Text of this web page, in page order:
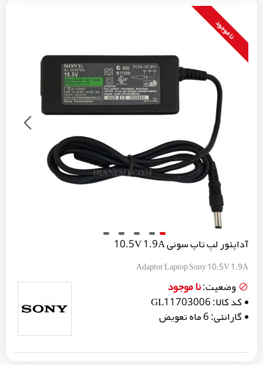
نا موجود
آداپتور لپ تاپ سونی 10.5V 1.9A
Adaptor Laptop Sony 10.5V 1.9A
وضعیت:نا موجود
کد کالا:GL11703006
گارانتی:6 ماه تعویض